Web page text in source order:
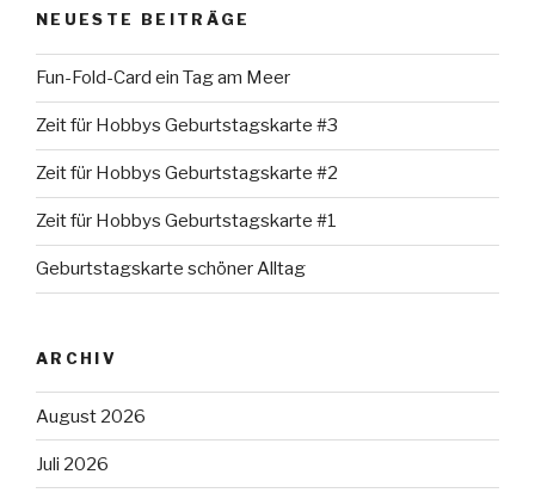
NEUESTE BEITRÄGE
Fun-Fold-Card ein Tag am Meer
Zeit für Hobbys Geburtstagskarte #3
Zeit für Hobbys Geburtstagskarte #2
Zeit für Hobbys Geburtstagskarte #1
Geburtstagskarte schöner Alltag
ARCHIV
August 2026
Juli 2026